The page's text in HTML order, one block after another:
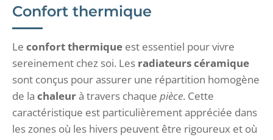
Confort thermique
Le confort thermique est essentiel pour vivre
sereinement chez soi. Les radiateurs céramique
sont conçus pour assurer une répartition homogène
de la chaleurà travers chaque pièce. Cette
caractéristique est particulièrement appréciée dans
les zones où les hivers peuvent être rigoureux et où